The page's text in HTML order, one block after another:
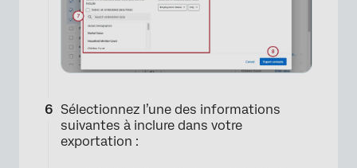
Sélectionnez l’une des informations
suivantes à inclure dans votre
exportation :